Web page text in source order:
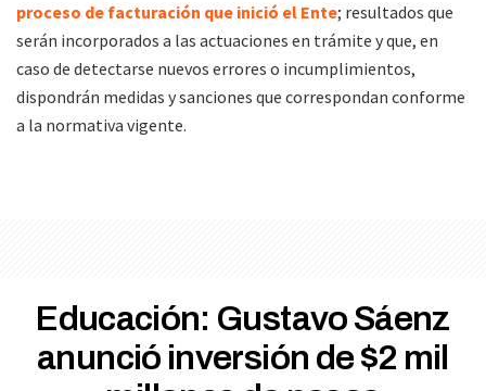
proceso de facturación que inició el Ente; resultados que
serán incorporados a las actuaciones en trámite y que, en
caso de detectarse nuevos errores o incumplimientos,
dispondrán medidas y sanciones que correspondan conforme
a la normativa vigente.
Educación: Gustavo Sáenz
anunció inversión de $2 mil